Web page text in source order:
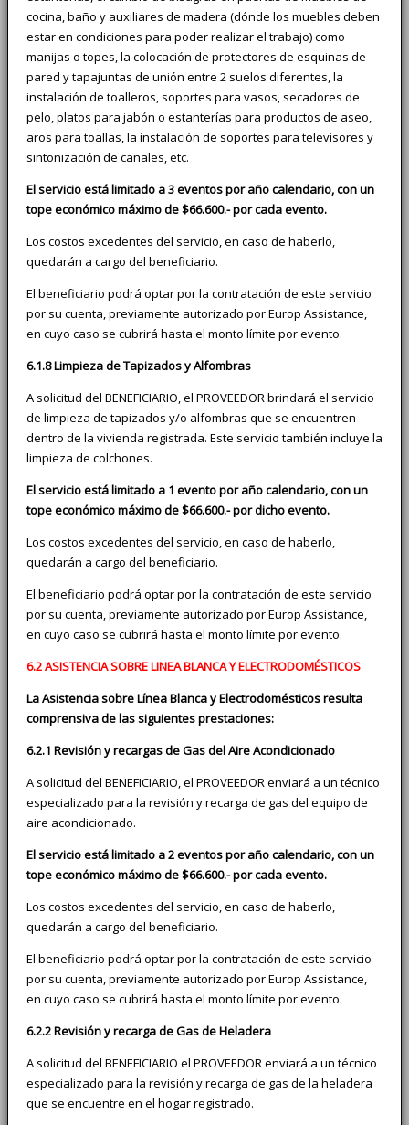
cocina, baño y auxiliares de madera (dónde los muebles deben
estar en condiciones para poder realizar el trabajo) como
manijas o topes, la colocación de protectores de esquinas de
pared y tapajuntas de unión entre 2 suelos diferentes, la
instalación de toalleros, soportes para vasos, secadores de
pelo, platos para jabón o estanterías para productos de aseo,
aros para toallas, la instalación de soportes para televisores y
sintonización de canales, etc.
El servicio está limitado a 3 eventos por año calendario, con un
tope económico máximo de $66.600.- por cada evento.
Los costos excedentes del servicio, en caso de haberlo,
quedarán a cargo del beneficiario.
El beneficiario podrá optar por la contratación de este servicio
por su cuenta, previamente autorizado por Europ Assistance,
en cuyo caso se cubrirá hasta el monto límite por evento.
6.1.8 Limpieza de Tapizados y Alfombras
A solicitud del BENEFICIARIO, el PROVEEDOR brindará el servicio
de limpieza de tapizados y/o alfombras que se encuentren
dentro de la vivienda registrada. Este servicio también incluye la
limpieza de colchones.
El servicio está limitado a 1 evento por año calendario, con un
tope económico máximo de $66.600.- por dicho evento.
Los costos excedentes del servicio, en caso de haberlo,
quedarán a cargo del beneficiario.
El beneficiario podrá optar por la contratación de este servicio
por su cuenta, previamente autorizado por Europ Assistance,
en cuyo caso se cubrirá hasta el monto límite por evento.
6.2 ASISTENCIA SOBRE LINEA BLANCA Y ELECTRODOMÉSTICOS
La Asistencia sobre Línea Blanca y Electrodomésticos resulta
comprensiva de las siguientes prestaciones:
6.2.1 Revisión y recargas de Gas del Aire Acondicionado
A solicitud del BENEFICIARIO, el PROVEEDOR enviará a un técnico
especializado para la revisión y recarga de gas del equipo de
aire acondicionado.
El servicio está limitado a 2 eventos por año calendario, con un
tope económico máximo de $66.600.- por cada evento.
Los costos excedentes del servicio, en caso de haberlo,
quedarán a cargo del beneficiario.
El beneficiario podrá optar por la contratación de este servicio
por su cuenta, previamente autorizado por Europ Assistance,
en cuyo caso se cubrirá hasta el monto límite por evento.
6.2.2 Revisión y recarga de Gas de Heladera
A solicitud del BENEFICIARIO el PROVEEDOR enviará a un técnico
especializado para la revisión y recarga de gas de la heladera
que se encuentre en el hogar registrado.